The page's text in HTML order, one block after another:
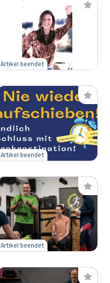
Artikel beendet
Artikel beendet
Artikel beendet